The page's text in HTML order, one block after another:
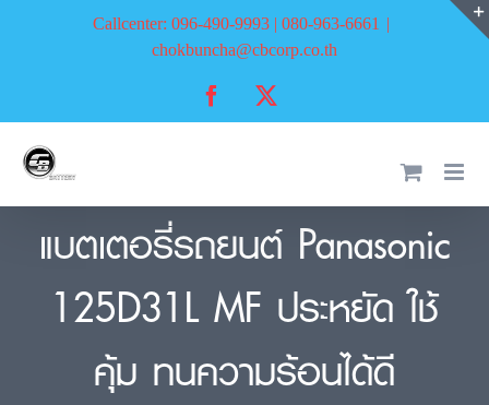
Callcenter: 096-490-9993 | 080-963-6661 |
chokbuncha@cbcorp.co.th
Facebook
แบตเตอรี่รถยนต์ Panasonic
125D31L MF ประหยัด ใช้
คุ้ม ทนความร้อนได้ดี